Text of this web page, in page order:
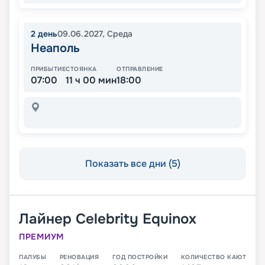
2 день09.06.2027, Среда
Неаполь
ПРИБЫТИЕ
07:00
СТОЯНКА
11 ч 00 мин
ОТПРАВЛЕНИЕ
18:00
Показать все дни (5)
Лайнер Celebrity Equinox
ПРЕМИУМ
ПАЛУБЫ РЕНОВАЦИЯ ГОД ПОСТРОЙКИ КОЛИЧЕСТВО КАЮТ